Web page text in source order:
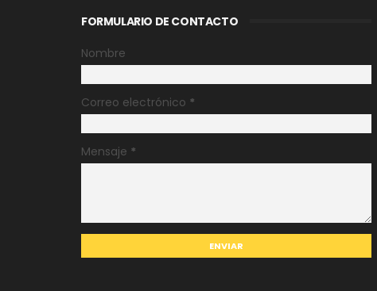
FORMULARIO DE CONTACTO
Nombre
Correo electrónico *
Mensaje *